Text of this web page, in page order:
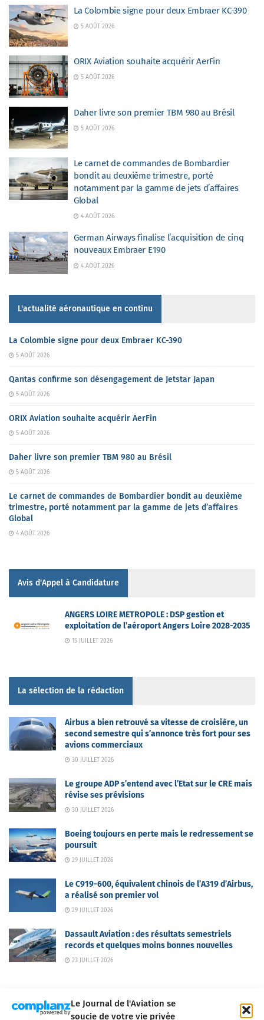
Le Journal de l'Aviation se
soucie de votre vie privée
La Colombie signe pour deux Embraer KC-390
5 AOÛT 2026
ORIX Aviation souhaite acquérir AerFin
5 AOÛT 2026
Daher livre son premier TBM 980 au Brésil
5 AOÛT 2026
Le carnet de commandes de Bombardier
bondit au deuxième trimestre, porté
notamment par la gamme de jets d’affaires
Global
4 AOÛT 2026
German Airways finalise l’acquisition de cinq
nouveaux Embraer E190
4 AOÛT 2026
L'actualité aéronautique en continu
La Colombie signe pour deux Embraer KC-390
5 AOÛT 2026
Qantas confirme son désengagement de Jetstar Japan
5 AOÛT 2026
ORIX Aviation souhaite acquérir AerFin
5 AOÛT 2026
Daher livre son premier TBM 980 au Brésil
5 AOÛT 2026
Le carnet de commandes de Bombardier bondit au deuxième
trimestre, porté notamment par la gamme de jets d’affaires
Global
4 AOÛT 2026
Avis d'Appel à Candidature
ANGERS LOIRE METROPOLE : DSP gestion et
exploitation de l’aéroport Angers Loire 2028-2035
15 JUILLET 2026
La sélection de la rédaction
Airbus a bien retrouvé sa vitesse de croisière, un
second semestre qui s’annonce très fort pour ses
avions commerciaux
30 JUILLET 2026
Le groupe ADP s’entend avec l’Etat sur le CRE mais
révise ses prévisions
30 JUILLET 2026
Boeing toujours en perte mais le redressement se
poursuit
29 JUILLET 2026
Le C919-600, équivalent chinois de l’A319 d’Airbus,
a réalisé son premier vol
29 JUILLET 2026
Dassault Aviation : des résultats semestriels
records et quelques moins bonnes nouvelles
23 JUILLET 2026